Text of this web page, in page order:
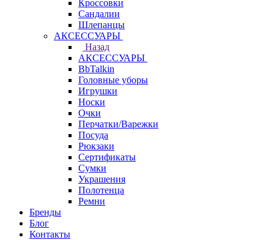
Кроссовки
Сандалии
Шлепанцы
АКСЕССУАРЫ
Назад
АКСЕССУАРЫ
BbTalkin
Головные уборы
Игрушки
Носки
Очки
Перчатки/Варежки
Посуда
Рюкзаки
Сертификаты
Сумки
Украшения
Полотенца
Ремни
Бренды
Блог
Контакты